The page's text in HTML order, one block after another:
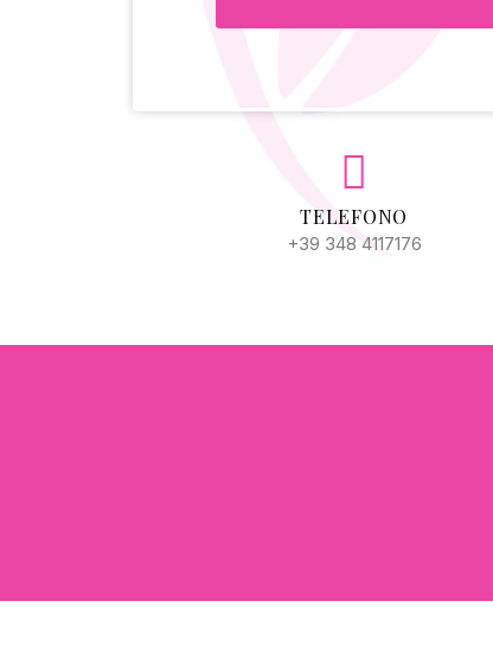
TELEFONO
+39 348 4117176